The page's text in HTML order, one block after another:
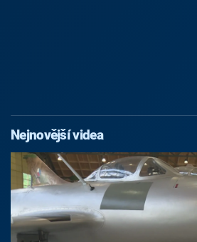
Nejnovější videa